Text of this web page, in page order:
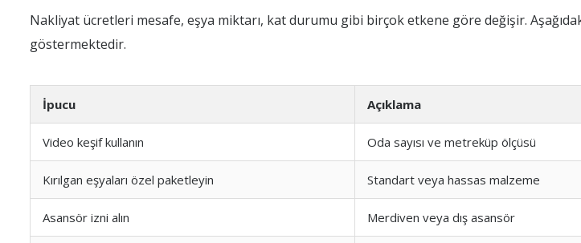
Nakliyat ücretleri mesafe, eşya miktarı, kat durumu gibi birçok etkene göre değişir.
göstermektedir.
İpucu Açıklama
Video keşif kullanın Oda sayısı ve metreküp ölçüsü
Kırılgan eşyaları özel paketleyin Standart veya hassas malzeme
Asansör izni alın Merdiven veya dış asansör